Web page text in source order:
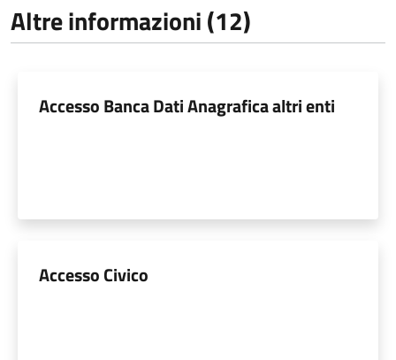
Altre informazioni (12)
Accesso Banca Dati Anagrafica altri enti
Accesso Civico